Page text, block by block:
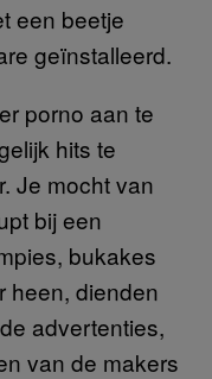
een beetje
geïnstalleerd.
porno aan te
hits te
Je mocht van
bij een
bukakes
heen, dienden
advertenties,
van de makers